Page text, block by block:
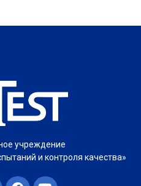
учреждение
и контроля качества»